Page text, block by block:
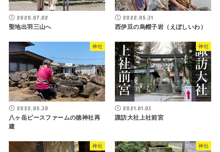
2020.07.02
聖地出羽三山へ
2022.05.31
西伊豆の烏帽子岩（えぼしいわ）
神社
2022.05.30
八ヶ岳ピースファームの徳神社再
建
神社
2021.01.03
諏訪大社上社前宮
神社 神社